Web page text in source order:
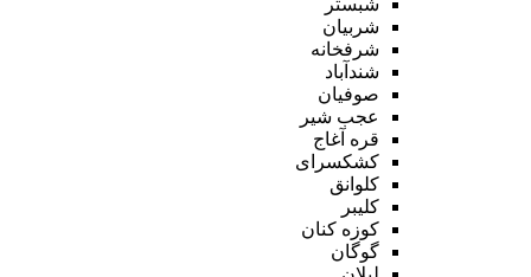
شربیان
شرفخانه
شندآباد
صوفیان
عجب شیر
قره آغاج
کشکسرای
کلوانق
کلیبر
کوزه کنان
گوگان